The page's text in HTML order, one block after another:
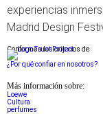
experiencias
Madrid Design
Conforme a los criterios de
¿Por qué confiar en nosotros?
Más información sobre:
Loewe
Cultura
perfumes